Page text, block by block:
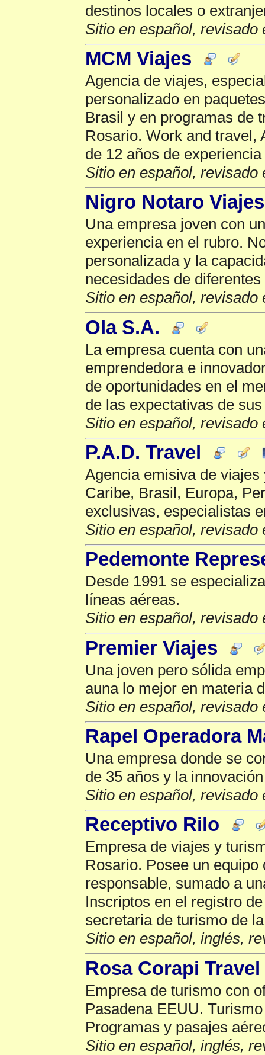
destinos locales o
Sitio en español, revisado
MCM Viajes
Agencia de viajes,
personalizado en
Brasil y en programas de
Rosario. Work and travel,
de 12 años de
Sitio en español, revisado
Nigro Notaro Viajes
Una empresa joven con
experiencia en el rubro.
personalizada y la
necesidades de
Sitio en español, revisado
Ola S.A.
La empresa cuenta con
emprendedora e
de oportunidades en el
de las expectativas de
Sitio en español, revisado
P.A.D. Travel
Agencia emisiva de
Caribe, Brasil, Europa,
exclusivas, especialistas
Sitio en español, revisado
Pedemonte
Desde 1991 se
líneas aéreas.
Sitio en español, revisado
Premier Viajes
Una joven pero sólida
auna lo mejor en materia
Sitio en español, revisado
Rapel Operadora
Una empresa donde se
de 35 años y la
Sitio en español, revisado
Receptivo Rilo
Empresa de viajes y
Rosario. Posee un
responsable, sumado a
Inscriptos en el registro
secretaria de turismo de
Sitio en español, inglés,
Rosa Corapi Travel
Empresa de turismo con
Pasadena EEUU.
Programas y pasajes
Sitio en español, inglés,